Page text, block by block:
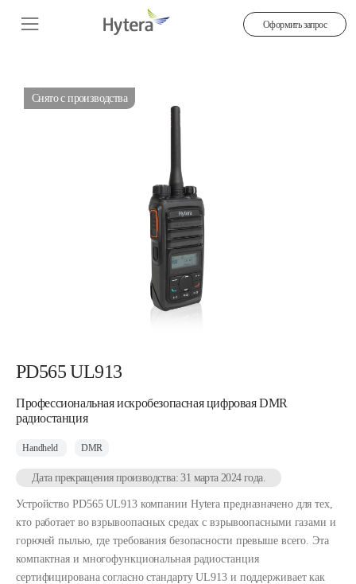
Оформить запрос
Снято с производства
PD565 UL913
Профессиональная искробезопасная цифровая DMR
радиостанция
Handheld DMR
Дата прекращения производства: 31 марта 2024 года.
Устройство PD565 UL913 компании Hytera предназначено для тех,
кто работает во взрывоопасных средах с взрывоопасными газами и
горючей пылью, где требования безопасности превыше всего. Эта
компактная и многофункциональная радиостанция
сертифицирована согласно стандарту UL913 и поддерживает как